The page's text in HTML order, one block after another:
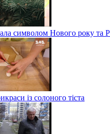
символом Нового року та
із солоного тіста